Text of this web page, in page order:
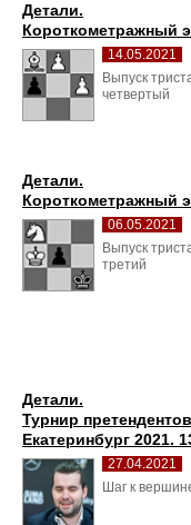
Детали.
Короткометражный
14.05.2021
Выпуск
четвертый
Детали.
Короткометражный
06.05.2021
Выпуск
третий
Детали.
Турнир
Екатеринбург 2021.
27.04.2021
Шаг к